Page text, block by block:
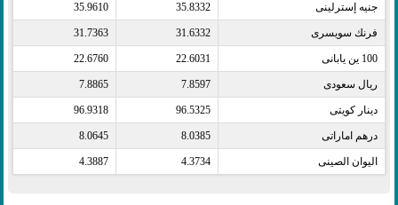
جنيه إسترلينى​ 35.8332
35.9610
فرنك سويسرى​ 31.6332
31.7363
100 ين يابانى​ 22.6031
22.6760
ريال سعودى​ 7.8597
7.8865
دينار كويتى​ 96.5325
96.9318
درهم اماراتى​ 8.0385
8.0645
اليوان الصينى​ 4.3734
4.3887